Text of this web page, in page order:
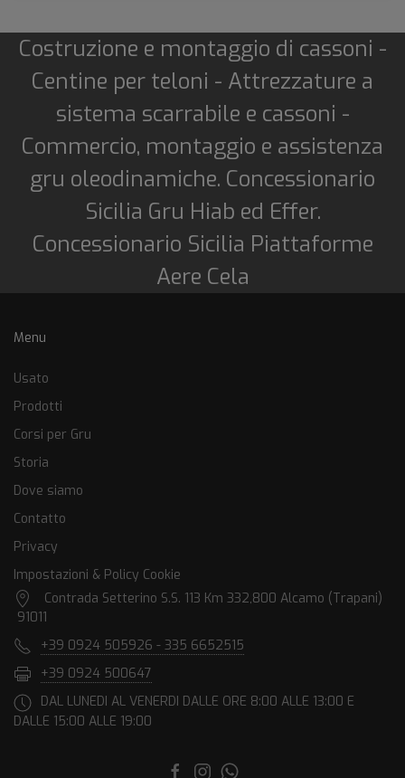
Costruzione e montaggio di cassoni -
Centine per teloni - Attrezzature a
sistema scarrabile e cassoni -
Commercio, montaggio e assistenza
gru oleodinamiche. Concessionario
Sicilia Gru Hiab ed Effer.
Concessionario Sicilia Piattaforme
Aere Cela
Menu
Usato
Prodotti
Corsi per Gru
Storia
Dove siamo
Contatto
Privacy
Impostazioni & Policy Cookie
Contrada Setterino S.S. 113 Km 332,800 Alcamo (Trapani)
91011
+39 0924 505926 - 335 6652515
+39 0924 500647
DAL LUNEDI AL VENERDI DALLE ORE 8:00 ALLE 13:00 E
DALLE 15:00 ALLE 19:00